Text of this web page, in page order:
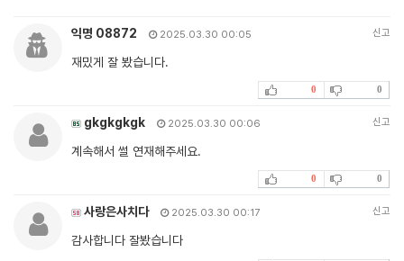
익명 08872 2025.03.30 00:05 신고
재밌게 잘 봤습니다.
0 0
gkgkgkgk 2025.03.30 00:06 신고
계속해서 썰 연재해주세요.
0 0
사랑은사치다 2025.03.30 00:17 신고
감사합니다 잘봤습니다